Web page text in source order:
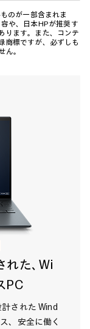
のが一部含まれま
や、日本HPが推奨す
ります。また、コンテ
商標ですが、必ずしも
ん。
れた、Wi
PC
された Wind
、安全に働く